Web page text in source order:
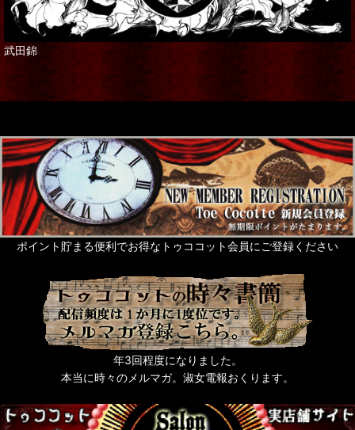
武田錦
ポイント貯まる便利でお得なトゥココット会員にご登録ください
年3回程度になりました。
本当に時々のメルマガ。淑女電報おくります。